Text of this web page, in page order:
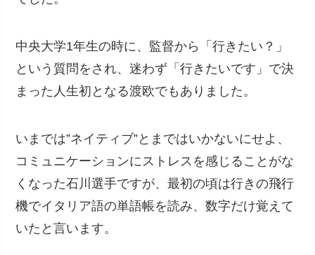
中央大学1年生の時に、監督から「行きたい？」
という質問をされ、迷わず「行きたいです」で決
まった人生初となる渡欧でもありました。
いまでは”ネイティブ”とまではいかないにせよ、
コミュニケーションにストレスを感じることがな
くなった石川選手ですが、最初の頃は行きの飛行
機でイタリア語の単語帳を読み、数字だけ覚えて
いたと言います。